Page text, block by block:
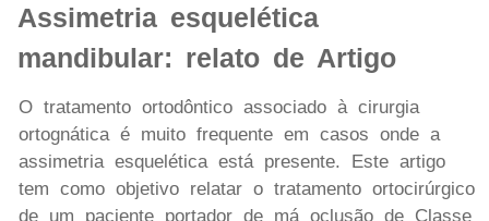
Assimetria esquelética
mandibular: relato de Artigo
O tratamento ortodôntico associado à cirurgia
ortognática é muito frequente em casos onde a
assimetria esquelética está presente. Este artigo
tem como objetivo relatar o tratamento ortocirúrgico
de um paciente portador de má oclusão de Classe